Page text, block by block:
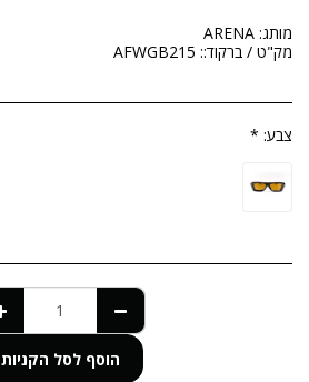
מותג: ARENA
מק"ט / ברקוד:: AFWGB215
צבע: *
הוסף לסל הקניות